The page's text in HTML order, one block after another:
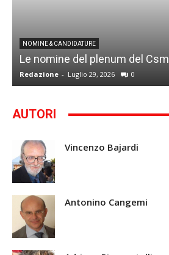
NOMINE & CANDIDATURE
Le nomine del plenum del Csm
Redazione - Luglio 29, 2026 0
AUTORI
Vincenzo Bajardi
Antonino Cangemi